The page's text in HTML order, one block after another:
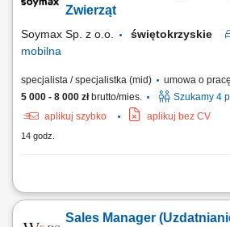
kierunku multidoradcy poprzez poszerzanie
Zwierząt
Soymax Sp. z o.o. świętokrzyskie
mobilna
specjalista / specjalistka (mid) umowa o pracę
5 000 - 8 000 złbrutto/mies.
Szukamy 4
aplikuj szybko
aplikuj bez CV
14 godz.
Poszukujemy Konsultantów ds. Żywienia w
powierzonym terenie. Pozyskiwanie nowych
Sales Manager